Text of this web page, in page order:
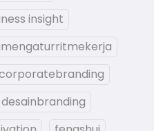
insight
desainbranding